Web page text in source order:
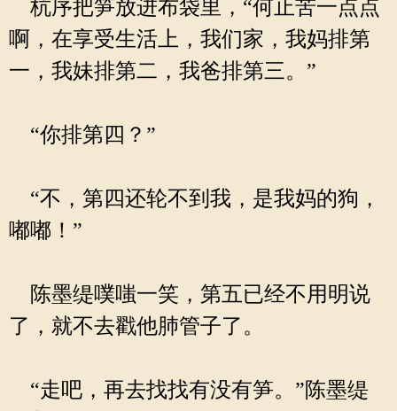
杭序把笋放进布袋里，“何止苦一点点
啊，在享受生活上，我们家，我妈排第
一，我妹排第二，我爸排第三。”
“你排第四？”
“不，第四还轮不到我，是我妈的狗，
嘟嘟！”
陈墨缇噗嗤一笑，第五已经不用明说
了，就不去戳他肺管子了。
“走吧，再去找找有没有笋。”陈墨缇